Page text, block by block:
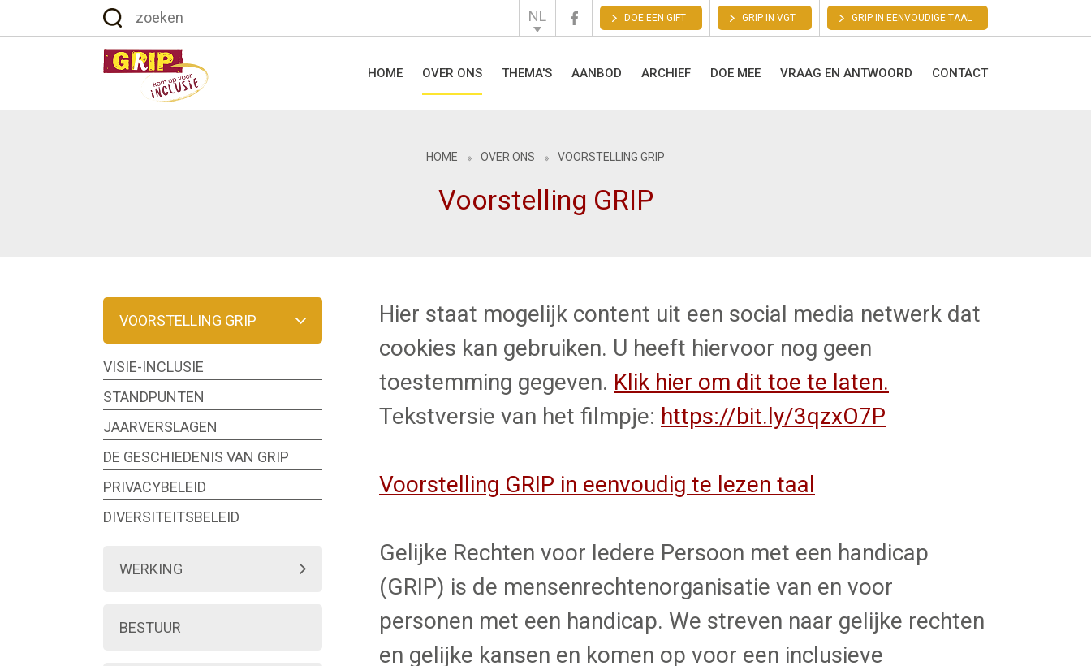
NL
DOE EEN GIFT GRIP IN VGT GRIP IN EENVOUDIGE TAAL
HOME OVER ONS THEMA'S AANBOD ARCHIEF DOE MEE VRAAG EN ANTWOORD CONTACT
HOME OVER ONS VOORSTELLING GRIP
Voorstelling GRIP
VOORSTELLING GRIP
VISIE-INCLUSIE
STANDPUNTEN
JAARVERSLAGEN
DE GESCHIEDENIS VAN GRIP
PRIVACYBELEID
DIVERSITEITSBELEID
WERKING
BESTUUR
BESTUUR
Hier staat mogelijk content uit een social media netwerk dat
cookies kan gebruiken. U heeft hiervoor nog geen
toestemming gegeven. Klik hier om dit toe te laten.
Tekstversie van het filmpje: https://bit.ly/3qzxO7P
Voorstelling GRIP in eenvoudig te lezen taal
Gelijke Rechten voor Iedere Persoon met een handicap
(GRIP) is de mensenrechtenorganisatie van en voor
personen met een handicap. We streven naar gelijke rechten
en gelijke kansen en komen op voor een inclusieve